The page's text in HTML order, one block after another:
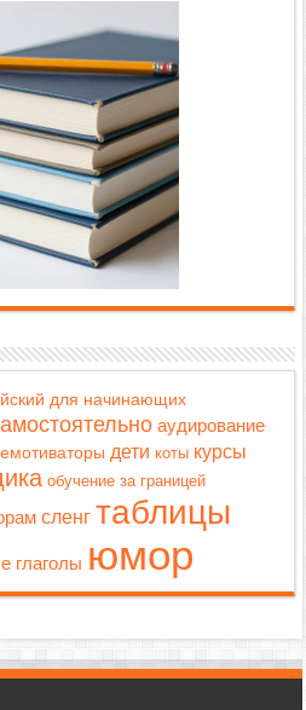
для начинающих
аудирование
дети коты курсы
обучение за границей
сленг таблицы
глаголы юмор